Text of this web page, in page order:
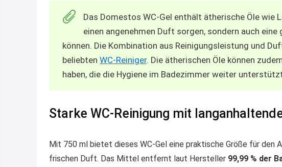
Das Domestos WC-Gel enthält ätherische Öle wie
einen angenehmen Duft sorgen, sondern auch
können. Die Kombination aus Reinigungsleistung und
beliebten WC-Reiniger. Die ätherischen Öle können
haben, die die Hygiene im Badezimmer weiter
Starke WC-Reinigung mit
Mit 750 ml bietet dieses WC-Gel eine praktische Größe für den
frischen Duft. Das Mittel entfernt laut Hersteller 99,99 % der